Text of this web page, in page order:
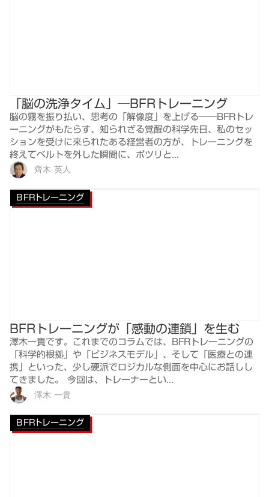
「脳の洗浄タイム」─BFRトレーニング
脳の霧を振り払い、思考の「解像度」を上げる――BFRトレ
ーニングがもたらす、知られざる覚醒の科学先日、私のセッ
ションを受けに来られたある経営者の方が、トレーニングを
終えてベルトを外した瞬間に、ポツリと...
齊木 英人
BFRトレーニング
BFRトレーニングが「感動の連鎖」を生む
澤木一貴です。これまでのコラムでは、BFRトレーニングの
「科学的根拠」や「ビジネスモデル」、そして「医療との連
携」といった、少し硬派でロジカルな側面を中心にお話しし
てきました。 今回は、トレーナーとい...
澤木 一貴
BFRトレーニング